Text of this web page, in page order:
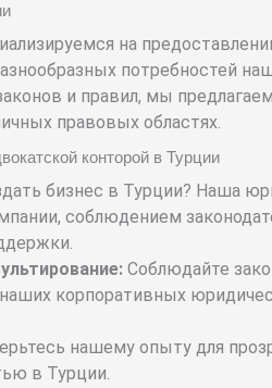
на
потребностей
и правил, мы
правовых областях.
конторой в Турции
бизнес в Турции? Наша
соблюдением
Соблюдайте
корпоративных
нашему опыту для
в Турции.